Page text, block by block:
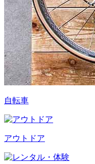
自転車
アウトドア